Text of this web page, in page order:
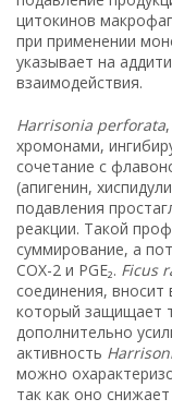
цитокинов
при применении
указывает на
взаимодействия.
Harrisonia perforata
хромонами,
сочетание с
(апигенин,
подавления
реакции. Такой
суммирование, а
COX-2 и PGE₂. Ficus
соединения,
который защищает
дополнительно
активность
можно
так как оно